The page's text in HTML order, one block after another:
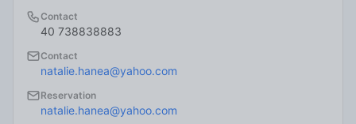
Contact
40 738838883
Contact
natalie.hanea@yahoo.com
Reservation
natalie.hanea@yahoo.com